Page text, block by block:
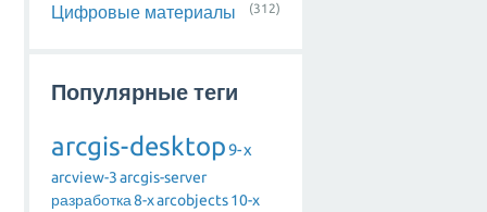
Цифровые материалы (312)
Популярные теги
arcgis-desktop9-x
arcview-3arcgis-server
разработка8-xarcobjects10-x